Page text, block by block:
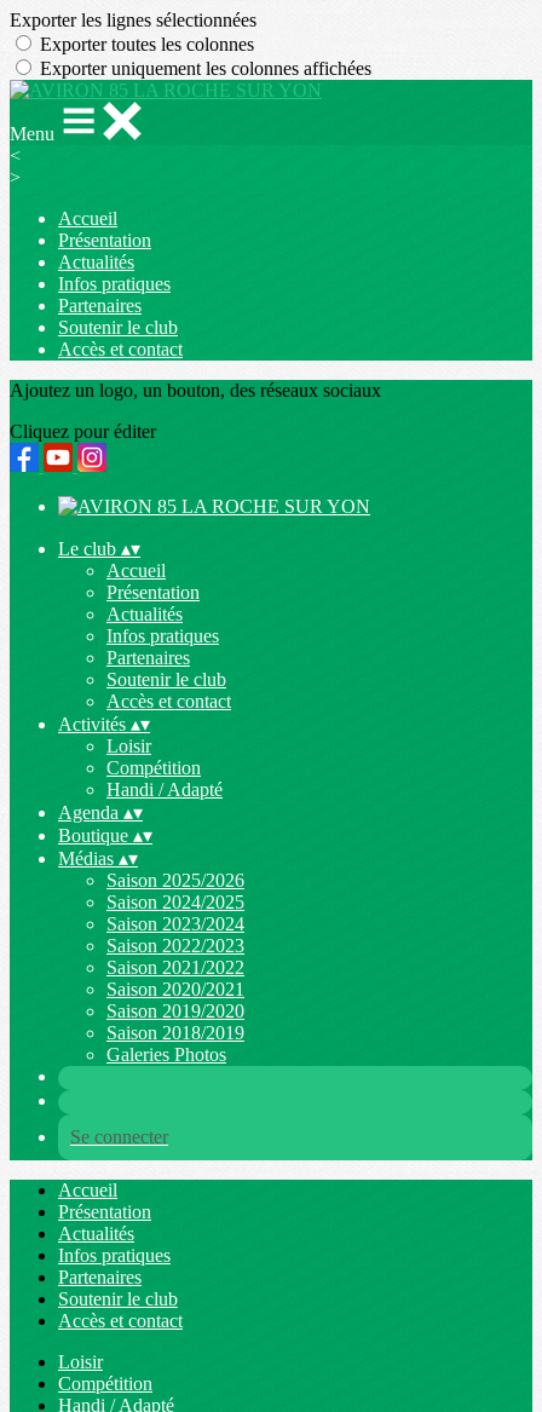
Exporter les lignes sélectionnées
Exporter toutes les colonnes
Exporter uniquement les colonnes affichées
Menu
<
>
Accueil
Présentation
Actualités
Infos pratiques
Partenaires
Soutenir le club
Accès et contact
Ajoutez un logo, un bouton, des réseaux sociaux
Cliquez pour éditer
Le club ▴▾
Accueil
Présentation
Actualités
Infos pratiques
Partenaires
Soutenir le club
Accès et contact
Activités ▴▾
Loisir
Compétition
Handi / Adapté
Agenda ▴▾
Boutique ▴▾
Médias ▴▾
Saison 2025/2026
Saison 2024/2025
Saison 2023/2024
Saison 2022/2023
Saison 2021/2022
Saison 2020/2021
Saison 2019/2020
Saison 2018/2019
Galeries Photos
Se connecter
Accueil
Présentation
Actualités
Infos pratiques
Partenaires
Soutenir le club
Accès et contact
Loisir
Compétition
Handi / Adapté